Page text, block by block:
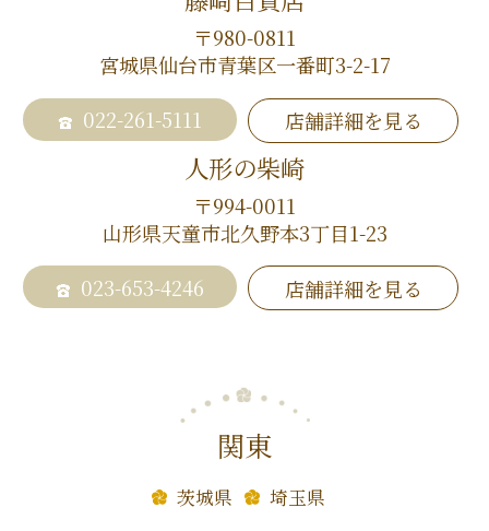
〒980-0811
宮城県仙台市青葉区一番町3-2-17
022-261-5111
店舗詳細を見る
人形の柴崎
〒994-0011
山形県天童市北久野本3丁目1-23
023-653-4246
店舗詳細を見る
関東
茨城県 埼玉県